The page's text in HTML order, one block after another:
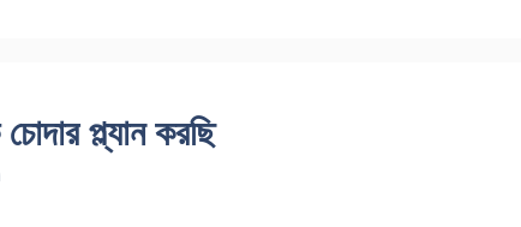
প্ল্যান করছি